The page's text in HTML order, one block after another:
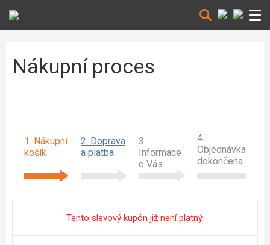
Nákupní proces
1. Nákupní
košík
2. Doprava
a platba
3.
Informace
o Vás
4.
Objednávka
dokončena
Tento slevový kupón již není platný.